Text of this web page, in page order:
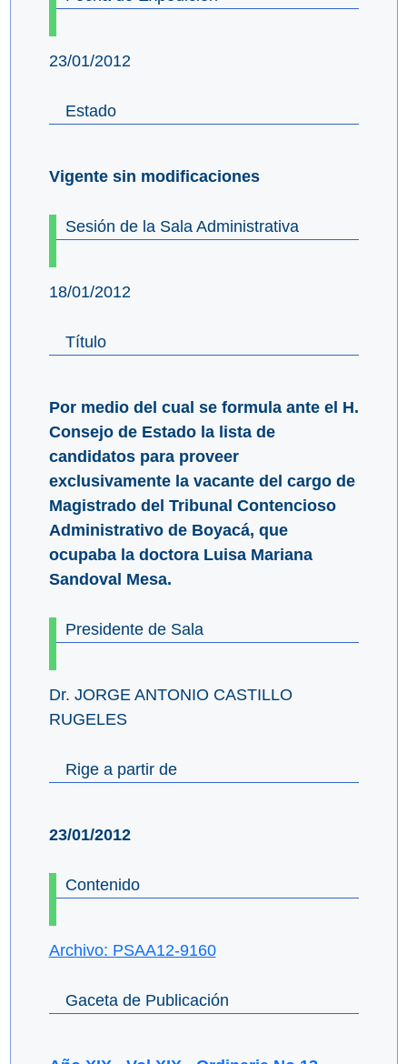
23/01/2012
Estado
Vigente sin modificaciones
Sesión de la Sala Administrativa
18/01/2012
Título
Por medio del cual se formula ante el H.
Consejo de Estado la lista de
candidatos para proveer
exclusivamente la vacante del cargo de
Magistrado del Tribunal Contencioso
Administrativo de Boyacá, que
ocupaba la doctora Luisa Mariana
Sandoval Mesa.
Presidente de Sala
Dr. JORGE ANTONIO CASTILLO
RUGELES
Rige a partir de
23/01/2012
Contenido
Archivo: PSAA12-9160
Gaceta de Publicación